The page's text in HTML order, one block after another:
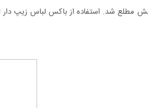
مطلع شد. استفاده از باکس لباس زیپ دار